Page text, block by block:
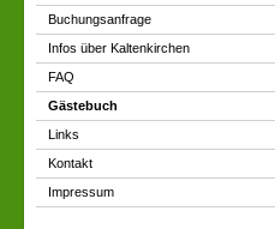
Buchungsanfrage
Infos über Kaltenkirchen
FAQ
Gästebuch
Links
Kontakt
Impressum